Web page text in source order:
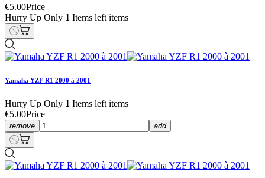
€5.00Price
Hurry Up Only 1 Items left items
Yamaha YZF R1 2000 à 2001
Hurry Up Only 1 Items left items
€5.00Price
remove add